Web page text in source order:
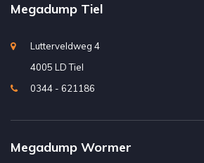
Megadump Tiel
Lutterveldweg 4
4005 LD Tiel
0344 - 621186
Megadump Wormer